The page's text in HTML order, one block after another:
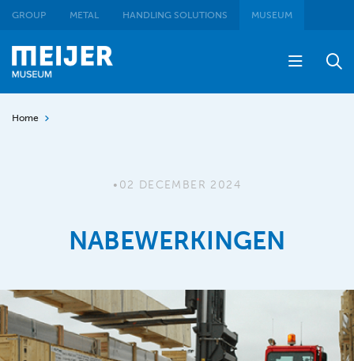
GROUP METAL HANDLING SOLUTIONS MUSEUM
Home
• 02 DECEMBER 2024
NABEWERKINGEN